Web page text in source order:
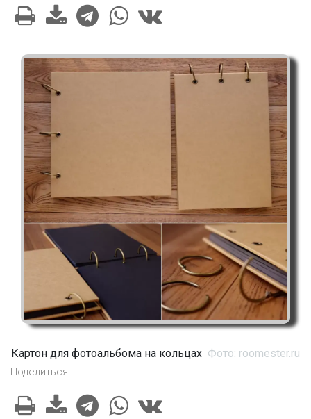
Картон для фотоальбома на кольцах Фото: roomester.ru
Поделиться: